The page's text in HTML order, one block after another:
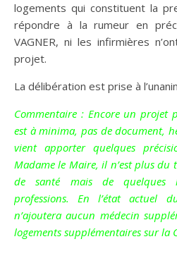
logements qui constituent la
répondre à la rumeur en
VAGNER, ni les infirmières
projet.
La délibération est prise à
Commentaire : Encore un projet
est à minima, pas de document,
vient apporter quelques
Madame le Maire, il n’est plus du
de santé mais de quelques
professions. En l’état actuel
n’ajoutera aucun médecin
logements supplémentaires sur la